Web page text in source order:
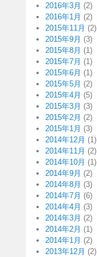
2016年3月 (2)
2016年1月 (2)
2015年11月 (2)
2015年9月 (3)
2015年8月 (1)
2015年7月 (1)
2015年6月 (1)
2015年5月 (2)
2015年4月 (5)
2015年3月 (3)
2015年2月 (2)
2015年1月 (3)
2014年12月 (1)
2014年11月 (2)
2014年10月 (1)
2014年9月 (2)
2014年8月 (3)
2014年7月 (6)
2014年4月 (3)
2014年3月 (2)
2014年2月 (1)
2014年1月 (2)
2013年12月 (2)